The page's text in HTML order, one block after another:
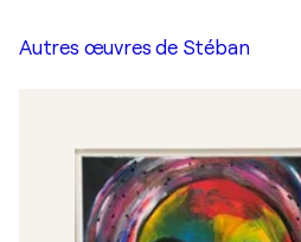
Autres œuvres de Stéban